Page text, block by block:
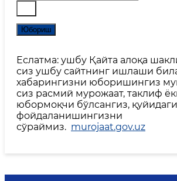
Юбориш
Еслатма: ушбу Қайта алоқа
сиз ушбу сайтнинг ишлаши
хабарингизни юборишингиз
сиз расмий мурожаат, таклиф
юбормоқчи бўлсангиз,
фойдаланишингизни
сўраймиз. murojaat.gov.uz